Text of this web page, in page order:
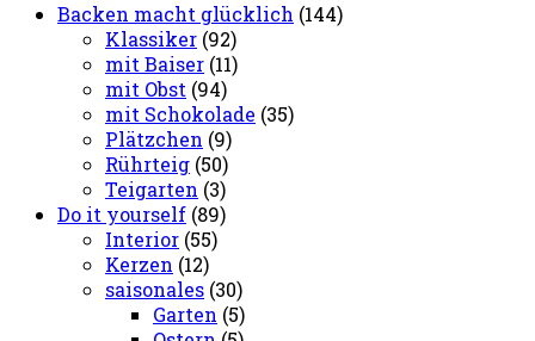
Backen macht glücklich (144)
Klassiker (92)
mit Baiser (11)
mit Obst (94)
mit Schokolade (35)
Plätzchen (9)
Rührteig (50)
Teigarten (3)
Do it yourself (89)
Interior (55)
Kerzen (12)
saisonales (30)
Garten (5)